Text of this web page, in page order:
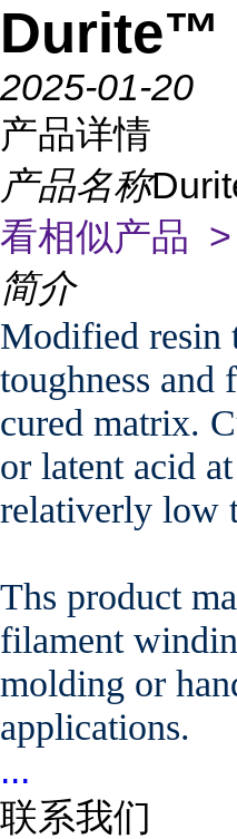
Durite™
2025-01-20
产品详情
产品名称
看相似产品 >
简介
Modified resin
toughness
cured matrix.
or latent acid
relativerly low
Ths product
filament
molding or
applications.
...
联系我们